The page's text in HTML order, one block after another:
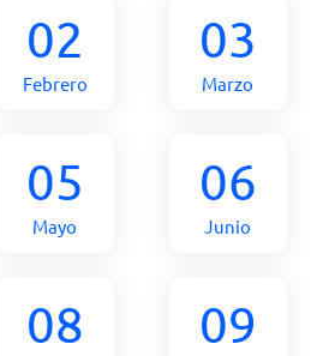
02
Febrero
03
Marzo
05
Mayo
06
Junio
08 09